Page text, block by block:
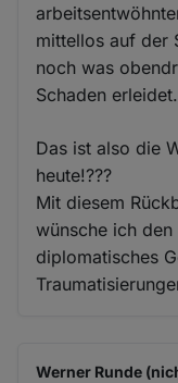
mittellos auf der
noch was
Schaden erleidet.
Das ist also die
heute!???
Mit diesem
wünsche ich
diplomatisches
Werner Runde